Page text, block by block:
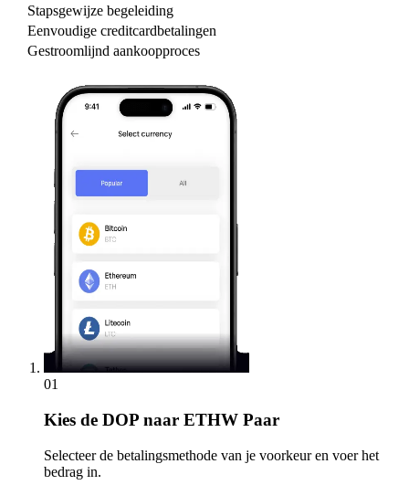
Stapsgewijze begeleiding
Eenvoudige creditcardbetalingen
Gestroomlijnd aankoopproces
01
Kies de DOP naar ETHW Paar
Selecteer de betalingsmethode van je voorkeur en voer het
bedrag in.